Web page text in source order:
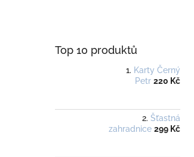
Top 10 produktů
Karty Černý
Petr 220 Kč
Šťastná
zahradnice 299 Kč